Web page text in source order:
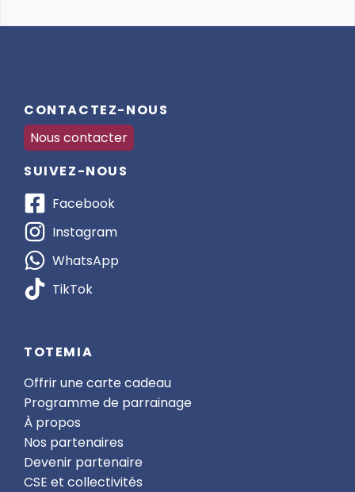
CONTACTEZ-NOUS
Nous contacter
SUIVEZ-NOUS
Facebook
Instagram
WhatsApp
TikTok
TOTEMIA
Offrir une carte cadeau
Programme de parrainage
À propos
Nos partenaires
Devenir partenaire
CSE et collectivités